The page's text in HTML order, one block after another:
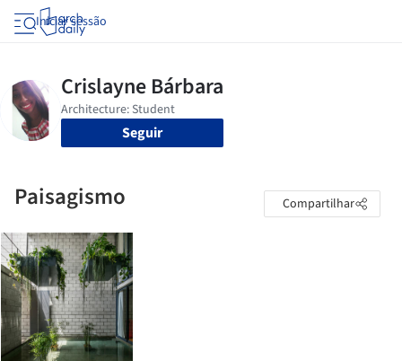
Iniciar sessão
Seguir
Paisagismo Compartilhar